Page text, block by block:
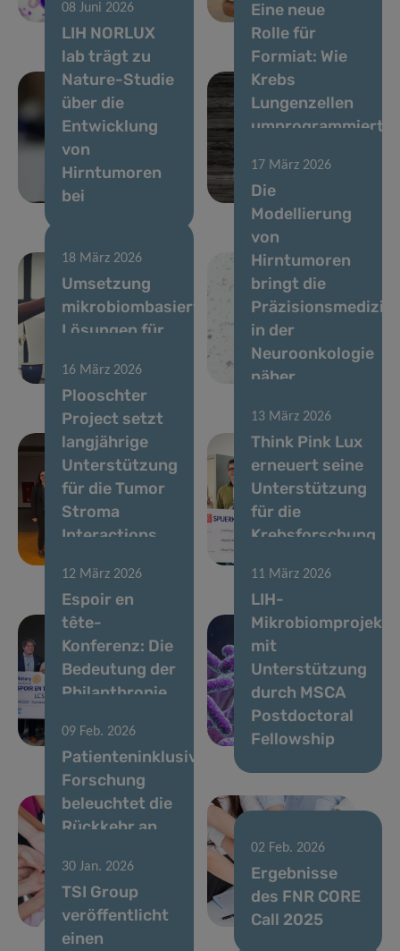
CML
Krebsforschung
08 Juni 2026
LIH NORLUX
lab trägt zu
Nature-Studie
über die
Entwicklung
von
Hirntumoren
bei
Eine neue
Rolle für
Formiat: Wie
Krebs
Lungenzellen
umprogrammiert,
Metastasen zu
fördern
18 März 2026
Umsetzung
mikrobiombasierter
Lösungen für
Darmgesundheit
17 März 2026
Die
Modellierung
von
Hirntumoren
bringt die
Präzisionsmedizin
in der
Neuroonkologie
näher
16 März 2026
Plooschter
Project setzt
langjährige
Unterstützung
für die Tumor
Stroma
Interactions
13 März 2026
Think Pink Lux
erneuert seine
Unterstützung
für die
Krebsforschung
12 März 2026
Espoir en
tête-
Konferenz: Die
Bedeutung der
Philanthropie
Hirnforschung
11 März 2026
LIH-
Mikrobiomprojekt
mit
Unterstützung
durch MSCA
Postdoctoral
Fellowship
09 Feb. 2026
Patienteninklusive
Forschung
beleuchtet die
Rückkehr an
Arbeitsplatz
nach
Brustkrebs
02 Feb. 2026
Ergebnisse
des FNR CORE
Call 2025
30 Jan. 2026
TSI Group
veröffentlicht
einen